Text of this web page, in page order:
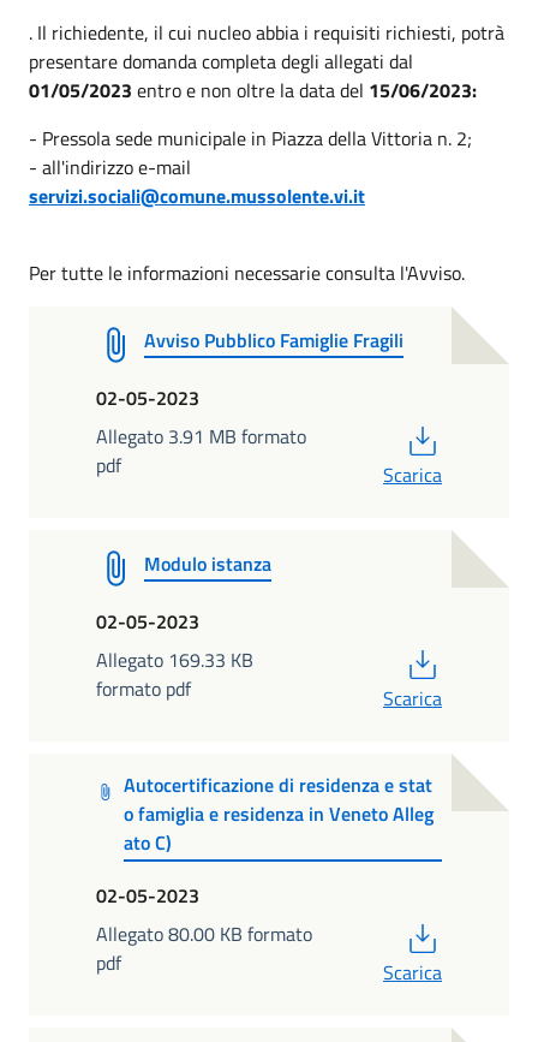
. Il richiedente, il cui nucleo abbia i requisiti richiesti, potrà
presentare domanda completa degli allegati dal
01/05/2023 entro e non oltre la data del 15/06/2023:
- Pressola sede municipale in Piazza della Vittoria n. 2;
- all'indirizzo e-mail
servizi.sociali@comune.mussolente.vi.it
Per tutte le informazioni necessarie consulta l'Avviso.
Avviso Pubblico Famiglie Fragili
02-05-2023
Allegato 3.91 MB formato
pdf
Scarica
Modulo istanza
02-05-2023
Allegato 169.33 KB
formato pdf
Scarica
Autocertificazione di residenza e stat
o famiglia e residenza in Veneto Alleg
ato C)
02-05-2023
Allegato 80.00 KB formato
pdf
Scarica